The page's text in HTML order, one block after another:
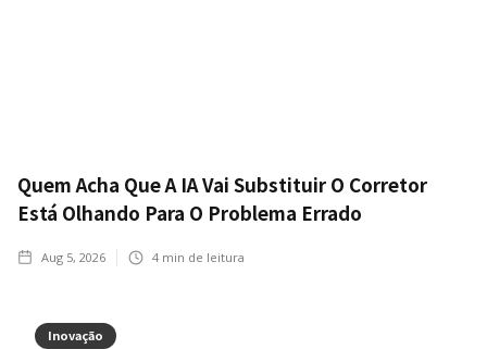
Quem Acha Que A IA Vai Substituir O Corretor
Está Olhando Para O Problema Errado
Aug 5, 2026 4 min de leitura
Inovação